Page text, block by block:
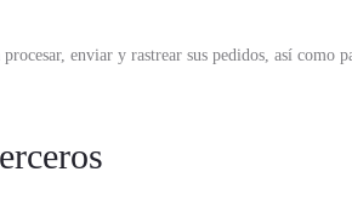
enviar y rastrear sus pedidos, así como